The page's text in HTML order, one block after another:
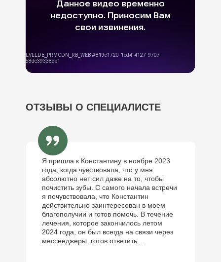
ОТЗЫВЫ О СПЕЦИАЛИСТЕ
Я пришла к Константину в ноябре 2023
года, когда чувствовала, что у мня
абсолютно нет сил даже на то, чтобы
почистить зубы. С самого начала встречи
я почувствовала, что Константин
действительно заинтересован в моем
благополучии и готов помочь. В течение
лечения, которое закончилось летом
2024 года, он был всегда на связи через
мессенджеры, готов ответить…